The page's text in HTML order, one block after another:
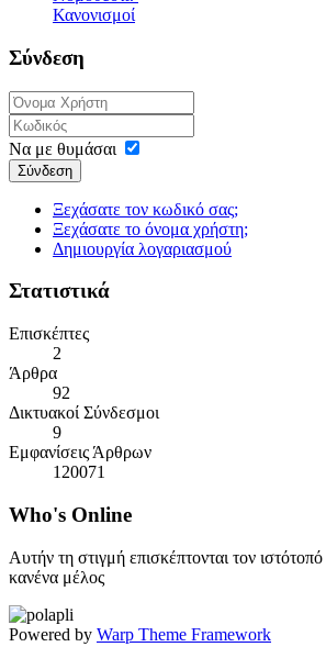
Κανονισμοί
Σύνδεση
Να με θυμάσαι
Σύνδεση
Ξεχάσατε τον κωδικό σας;
Ξεχάσατε το όνομα χρήστη;
Δημιουργία λογαριασμού
Στατιστικά
Επισκέπτες
2
Άρθρα
92
Δικτυακοί Σύνδεσμοι
9
Εμφανίσεις Άρθρων
120071
Who's Online
Αυτήν τη στιγμή επισκέπτονται τον
κανένα μέλος
Powered by Warp Theme Framework